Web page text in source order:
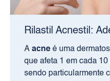
Rilastil Acnestil:
A acne é uma
que afeta 1 em cada
sendo particularmente